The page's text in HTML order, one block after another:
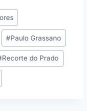
ai
l
e
#Paulo Grassano
Recorte do Prado